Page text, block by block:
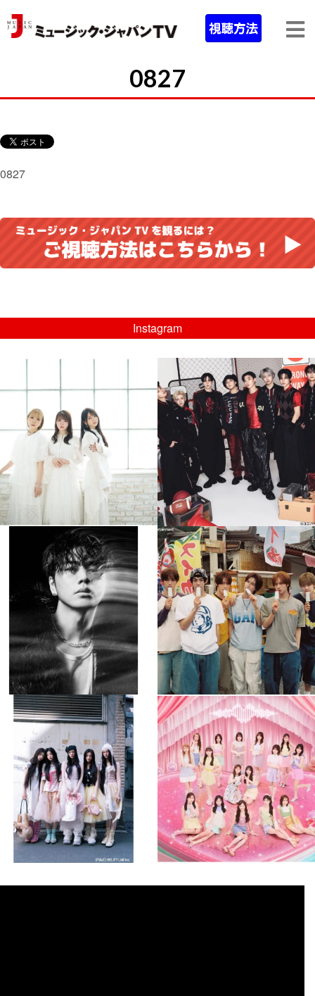
0827
0827
Instagram
...
8月 4
4 0
musicjapantv
💡08/05(水)23:00特番放送！
...
8月 4
4 0
musicjapantv
💡8月特番放送決定！
...
8月 4
110 0
musicjapantv
💡8月特番放送決定！
...
8月 4
5 0
musicjapantv
💡8月特番放送決定！
8月 4
1 0
musicjapantv
💡8月特番放送決定！
...
8月 4
1 0